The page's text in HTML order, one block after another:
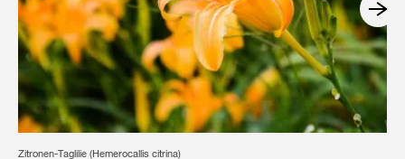
Zitronen-Taglilie (Hemerocallis citrina)